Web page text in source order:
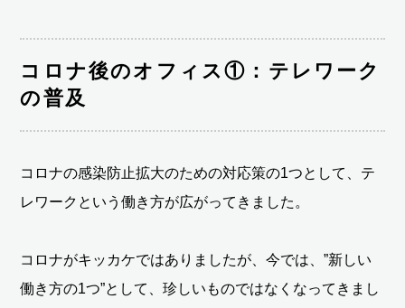
コロナ後のオフィス①：テレワーク
の普及
コロナの感染防止拡大のための対応策の1つとして、テ
レワークという働き方が広がってきました。
コロナがキッカケではありましたが、今では、”新しい
働き方の1つ”として、珍しいものではなくなってきまし